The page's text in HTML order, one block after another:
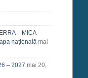
– MICA
națională mai
– 2027 mai 20,